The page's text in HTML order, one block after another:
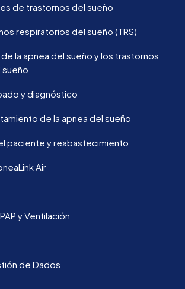
de trastornos del sueño
respiratorios del sueño (TRS)
la apnea del sueño y los trastornos
y diagnóstico
de la apnea del sueño
paciente y reabastecimiento
Air
y Ventilación
de Dados